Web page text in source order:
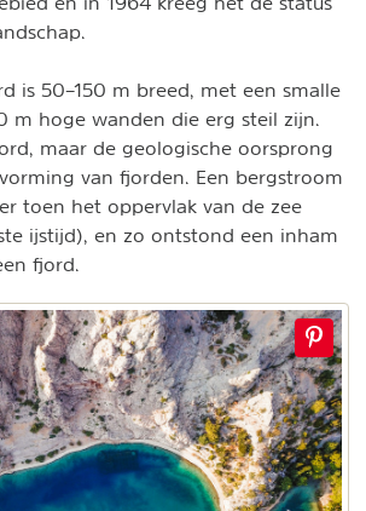
is 50–150 m breed, met een smalle
m hoge wanden die erg steil zijn.
maar de geologische oorsprong
van fjorden. Een bergstroom
toen het oppervlak van de zee
ijstijd), en zo ontstond een inham
fjord.